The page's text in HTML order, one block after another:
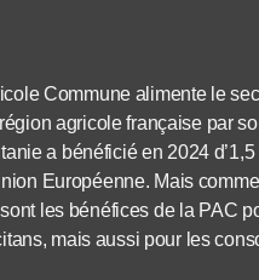
Commune alimente le
agricole française par
a bénéficié en 2024 d’1,5
Européenne. Mais
les bénéfices de la PAC
mais aussi pour les